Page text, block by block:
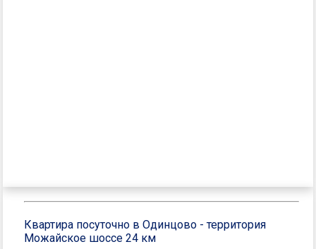
Квартира посуточно в Одинцово - территория
Можайское шоссе 24 км